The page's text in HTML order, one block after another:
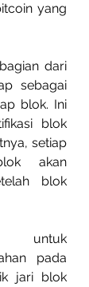
yang
dari
sebagai
blok. Ini
blok
setiap
akan
blok
untuk
pada
jari blok